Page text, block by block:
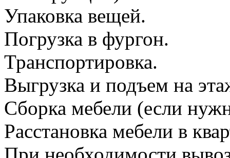
Упаковка вещей.
Погрузка в фургон.
Транспортировка.
Выгрузка и подъем на
Сборка мебели (если
Расстановка мебели в